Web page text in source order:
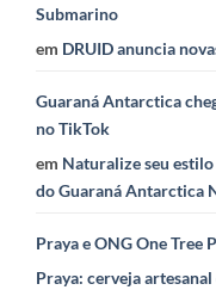
Submarino
em DRUID anuncia
Guaraná Antarctica
no TikTok
em Naturalize seu
do Guaraná Antarctica
Praya e ONG One Tree
Praya: cerveja